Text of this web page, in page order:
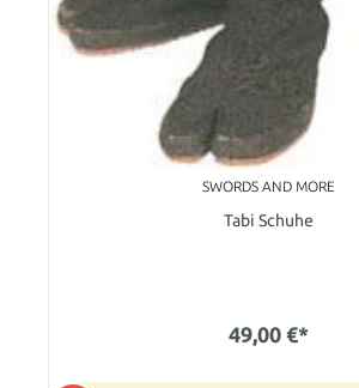
SWORDS AND MORE
Tabi Schuhe
49,00 €*